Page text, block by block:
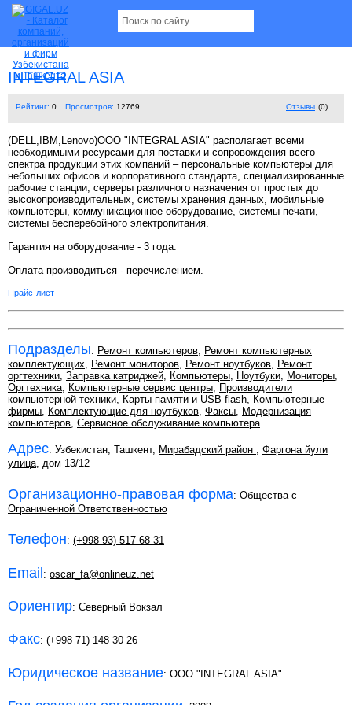
INTEGRAL ASIA
Рейтинг: 0 Просмотров: 12769 Отзывы (0)
(DELL,IBM,Lenovo)ООО "INTEGRAL ASIA" располагает всеми
необходимыми ресурсами для поставки и сопровождения всего
спектра продукции этих компаний – персональные компьютеры для
небольших офисов и корпоративного стандарта, специализированные
рабочие станции, серверы различного назначения от простых до
высокопроизводительных, системы хранения данных, мобильные
компьютеры, коммуникационное оборудование, системы печати,
системы бесперебойного электропитания.
Гарантия на оборудование - 3 года.
Оплата производиться - перечислением.
Прайс-лист
Подразделы: Ремонт компьютеров, Ремонт компьютерных
комплектующих, Ремонт мониторов, Ремонт ноутбуков, Ремонт
оргтехники, Заправка катриджей, Компьютеры, Ноутбуки, Мониторы,
Оргтехника, Компьютерные сервис центры, Производители
компьютерной техники, Карты памяти и USB flash, Компьютерные
фирмы, Комплектующие для ноутбуков, Факсы, Модернизация
компьютеров, Сервисное обслуживание компьютера
Адрес: Узбекистан, Ташкент, Мирабадский район , Фаргона йули
улица, дом 13/12
Организационно-правовая форма: Общества с
Ограниченной Ответственностью
Телефон: (+998 93) 517 68 31
Email: oscar_fa@onlineuz.net
Ориентир: Северный Вокзал
Факс: (+998 71) 148 30 26
Юридическое название: OOO "INTEGRAL ASIA"